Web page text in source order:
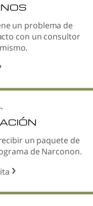
un problema de
con un consultor
un paquete de
de Narconon.